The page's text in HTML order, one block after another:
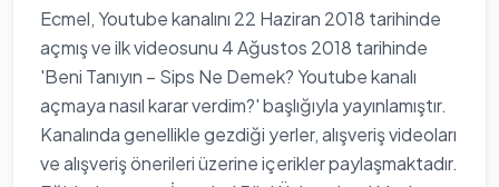
Ecmel, Youtube kanalını 22 Haziran 2018 tarihinde
açmış ve ilk videosunu 4 Ağustos 2018 tarihinde
'Beni Tanıyın – Sips Ne Demek? Youtube kanalı
açmaya nasıl karar verdim?' başlığıyla yayınlamıştır.
Kanalında genellikle gezdiği yerler, alışveriş videoları
ve alışveriş önerileri üzerine içerikler paylaşmaktadır.